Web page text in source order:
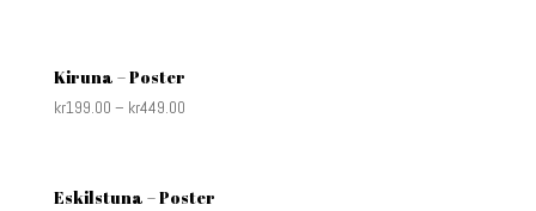
Kiruna – Poster
kr199.00 – kr449.00
Eskilstuna – Poster